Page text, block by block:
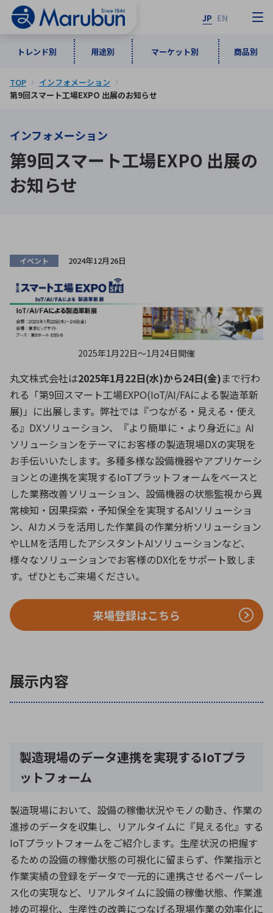
JP EN
トレンド別 用途別 マーケット別 商品別
トレンド別
インダストリアルDXソリューション
ロボティクス（AI）
データセンタ・クラウド
ミリ波レーダー
ブログ｜ここから始まる最新技術
用途別
通信・ネットワーク
品質管理・検査
製品製造・加工
レーダ・衛星通信
照射
シミュレーター
マーケット別
自動車 産業
民生
商品別
半導体・電子部品 ソフトウェア
ICTソリューション
組込コンピュータ
特定用途向け・その他 サービス
医療機器
メーカ一覧
50音順
あ行 か行 さ行
た行
な行
アルファベット順
A B
E
F G
H
I
K
L
N O
Q
R S
T
U
V W
X
Y
検索
TOP
インフォメーション
第9回スマート工場EXPO 出展のお知らせ
インフォメーション
第9回スマート工場EXPO 出展の
お知らせ
イベント 2024年12月26日
2025年1月22日〜1月24日開催
丸文株式会社は2025年1月22日(水)から24日(金)まで行わ
れる「第9回スマート工場EXPO(IoT/AI/FAによる製造革新
展)」に出展します。弊社では『つながる・見える・使え
る』DXソリューション、『より簡単に・より身近に』AI
ソリューションをテーマにお客様の製造現場DXの実現を
お手伝いいたします。多種多様な設備機器やアプリケーシ
ョンとの連携を実現するIoTプラットフォームをベースと
した業務改善ソリューション、設備機器の状態監視から異
常検知・因果探索・予知保全を実現するAIソリューショ
ン、AIカメラを活用した作業員の作業分析ソリューション
やLLMを活用したアシスタントAIソリューションなど、
様々なソリューションでお客様のDX化をサポート致しま
す。ぜひともご来場ください。
来場登録はこちら
展示内容
製造現場のデータ連携を実現するIoTプラ
ットフォーム
製造現場において、設備の稼働状況やモノの動き、作業の
進捗のデータを収集し、リアルタイムに『見える化』する
IoTプラットフォームをご紹介します。生産状況の把握す
るための設備の稼働状態の可視化に留まらず、作業指示と
作業実績の登録をデータで一元的に連携させるペーパーレ
ス化の実現など、リアルタイムに設備の稼働状態、作業進
捗の可視化、生産性の改善につなげる現場作業の効率化に